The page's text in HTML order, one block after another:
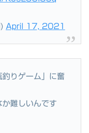
April 17, 2021
りゲーム」に奮
難しいんです